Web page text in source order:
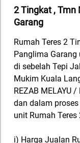
2 Tingkat , Tmn
Garang
Rumah Teres 2
Panglima Garang
di sebelah Tepi
Mukim Kuala
REZAB MELAYU
dan dalam
unit Rumah
i) Harga Jualan